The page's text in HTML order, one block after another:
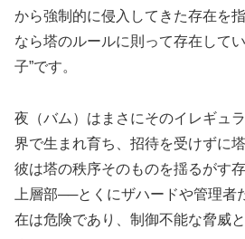
から強制的に侵入してきた存在を
なら塔のルールに則って存在して
子”です。
夜（バム）はまさにそのイレギュ
界で生まれ育ち、招待を受けずに
彼は塔の秩序そのものを揺るがす
上層部──とくにザハードや管理者
在は危険であり、制御不能な脅威